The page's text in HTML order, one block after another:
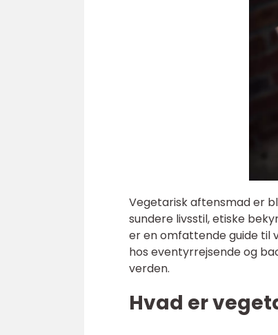
Vegetarisk aftensmad er
sundere livsstil, etiske
er en omfattende guide til
hos eventyrrejsende og
verden.
Hvad er